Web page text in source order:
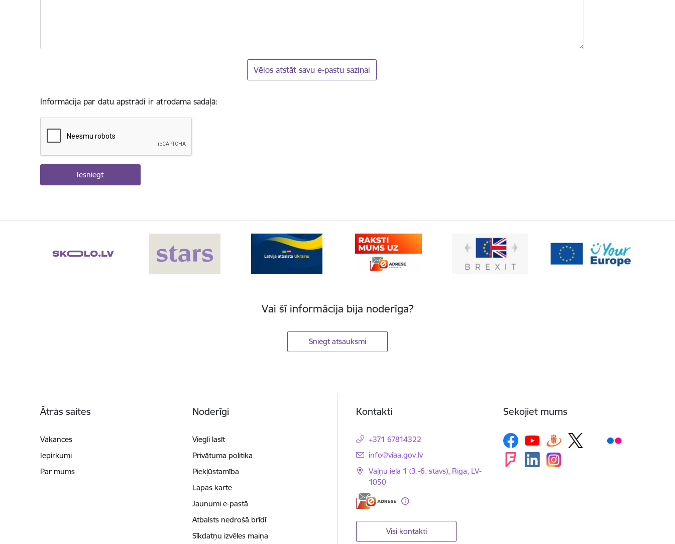
Vēlos atstāt savu e-pastu saziņai
Informācija par datu apstrādi ir atrodama sadaļā:
Vai šī informācija bija noderīga?
Sniegt atsauksmi
Ātrās saites
Vakances
Iepirkumi
Par mums
Noderīgi
Viegli lasīt
Privātuma politika
Piekļūstamība
Lapas karte
Jaunumi e-pastā
Atbalsts nedrošā brīdī
Sīkdatņu izvēles maiņa
Kontakti
+371 67814322
E-pasts:
info@viaa.gov.lv
Vaļņu iela 1 (3.-6. stāvs), Rīga, LV-
1050
Visi kontakti
Sekojiet mums